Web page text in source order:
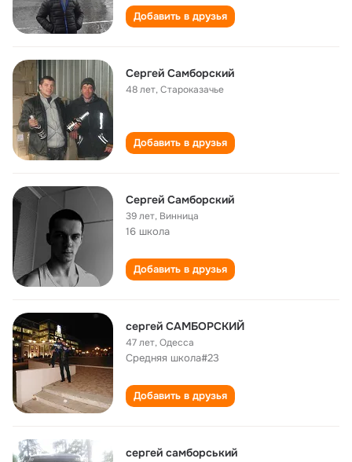
Добавить в друзья
Сергей Самборский
48 лет,Староказачье
Добавить в друзья
Сергей Самборский
39 лет, Винница
16 школа
Добавить в друзья
сергей САМБОРСКИЙ
47 лет,Одесса
Средняя школа#23
Добавить в друзья
сергей самборський